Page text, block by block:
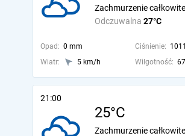
Odczuwalna 27°C
Zachmurzenie całkowite
Opad: 0 mm Ciśnienie:
Wiatr:
5 km/h Wilgotność:
21:00
25°C
Zachmurzenie całkowite